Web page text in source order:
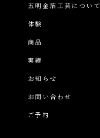
五明金箔工芸について
体験
商品
実績
お知らせ
お問い合わせ
ご予約